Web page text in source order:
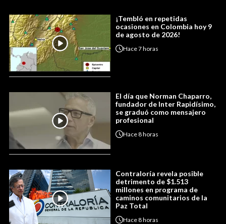
¡Tembló en repetidas
ocasiones en Colombia hoy 9
de agosto de 2026!
Hace7 horas
El día que Norman Chaparro,
fundador de Inter Rapidísimo,
se graduó como mensajero
profesional
Hace8 horas
Contraloría revela posible
detrimento de $1.513
millones en programa de
caminos comunitarios de la
Paz Total
Hace8 horas